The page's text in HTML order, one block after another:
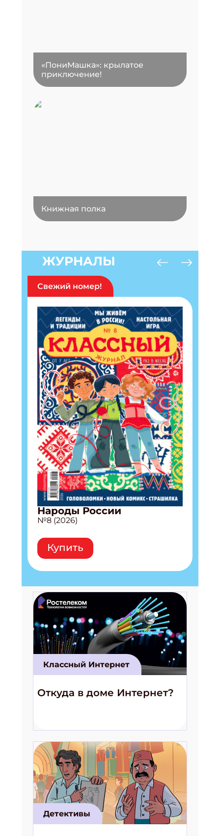
«ПониМашка»: крылатое
приключение!
Книжная полка
ЖУРНАЛЫ
Свежий номер!
Народы России
№8 (2026)
Купить
Классный Интернет
Откуда в доме Интернет?
Детективы